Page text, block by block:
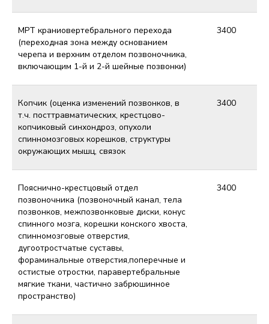
МРТ краниовертебрального перехода
(переходная зона между основанием
черепа и верхним отделом позвоночника,
включающим 1-й и 2-й шейные позвонки)
3400
Копчик (оценка изменений позвонков, в
т.ч. посттравматических, крестцово-
копчиковый синхондроз, опухоли
спинномозговых корешков, структуры
окружающих мышц, связок
3400
Пояснично-крестцовый отдел
позвоночника (позвоночный канал, тела
позвонков, межпозвонковые диски, конус
спинного мозга, корешки конского хвоста,
спинномозговые отверстия,
дугоотростчатые суставы,
фораминальные отверстия,поперечные и
остистые отростки, паравертебральные
мягкие ткани, частично забрюшинное
пространство)
3400